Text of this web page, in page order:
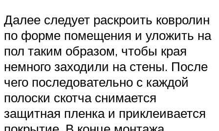
Далее следует раскроить ковролин
по форме помещения и уложить на
пол таким образом, чтобы края
немного заходили на стены. После
чего последовательно с каждой
полоски скотча снимается
защитная пленка и приклеивается